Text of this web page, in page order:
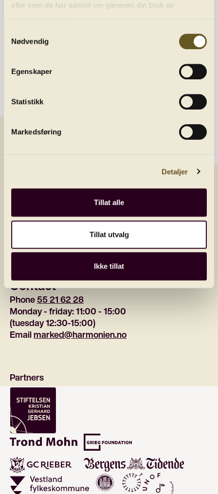
eller som de har samlet inn gjennom din bruk av
Nødvendig
Egenskaper
Statistikk
Markedsføring
Detaljer
Tillat alle
Tillat utvalg
Ikke tillat
About us
Contact
Get the latest news by joining our newsletter
Contact
Phone 55 21 62 28
Monday - friday: 11:00 - 15:00
(tuesday 12:30-15:00)
Email marked@harmonien.no
Partners